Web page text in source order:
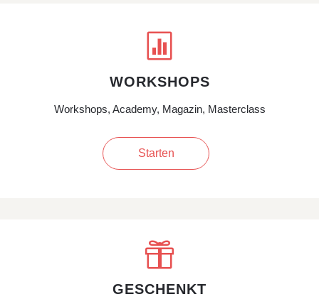

WORKSHOPS
Workshops, Academy, Magazin, Masterclass
Starten

GESCHENKT